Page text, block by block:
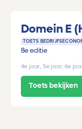
Domein E
TOETS
8e editie
4e jaar, 5e jaar, 6e
Toets bekijken